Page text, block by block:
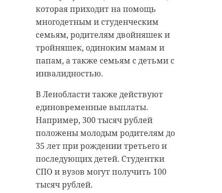
которая приходит на помощь
многодетным и студенческим
семьям, родителям двойняшек и
тройняшек, одиноким мамам и
папам, а также семьям с детьми с
инвалидностью.
В Ленобласти также действуют
единовременные выплаты.
Например, 300 тысяч рублей
положены молодым родителям до
35 лет при рождении третьего и
последующих детей. Студентки
СПО и вузов могут получить 100
тысяч рублей.
Фото: 47 канал
спорт